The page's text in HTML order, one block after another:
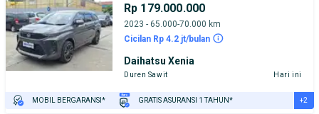
Rp 179.000.000
2023 - 65.000-70.000 km
Cicilan Rp 4.2 jt/bulan
Daihatsu Xenia
Duren Sawit Hari ini
MOBIL BERGARANSI* GRATIS ASURANSI 1 TAHUN* +2